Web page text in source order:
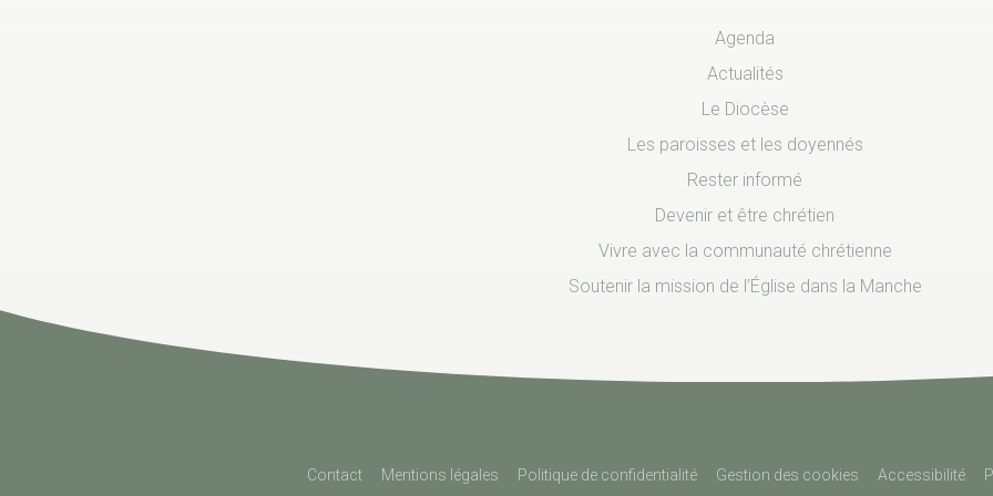
Agenda
Actualités
Le Diocèse
Les paroisses et les doyennés
Rester informé
Devenir et être chrétien
Vivre avec la communauté chrétienne
Soutenir la mission de l’Église dans la Manche
Contact Mentions légales Politique de confidentialité Gestion des cookies Accessibilité